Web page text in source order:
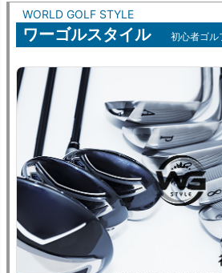
WORLD GOLF STYLE
ワーゴルスタイル 初心者ゴル